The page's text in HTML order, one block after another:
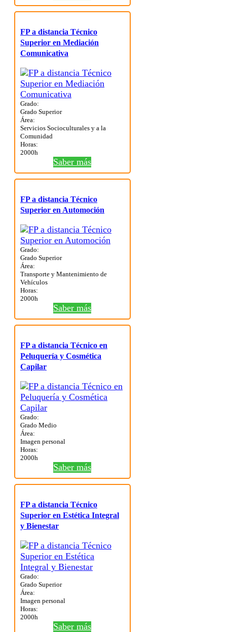
FP a distancia Técnico
Superior en Mediación
Comunicativa
Grado:
Grado Superior
Área:
Servicios Socioculturales y a la
Comunidad
Horas:
2000h
Saber más
FP a distancia Técnico
Superior en Automoción
Grado:
Grado Superior
Área:
Transporte y Mantenimiento de
Vehículos
Horas:
2000h
Saber más
FP a distancia Técnico en
Peluquería y Cosmética
Capilar
Grado:
Grado Medio
Área:
Imagen personal
Horas:
2000h
Saber más
FP a distancia Técnico
Superior en Estética Integral
y Bienestar
Grado:
Grado Superior
Área:
Imagen personal
Horas:
2000h
Saber más